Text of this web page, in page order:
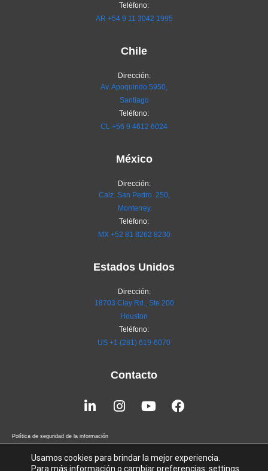
Teléfono:
AR +54 9 11 3042 1995
Chile
Dirección:
Av. Apoquindo 5950,
Santiago
Teléfono:
CL +56 9 4612 6024
México
Dirección:
Calz. San Pedro 250,
Monterrey
Teléfono:
MX +52 81 8262 8230
Estados Unidos
Dirección:
18703 Clay Rd., Ste 200
Houston
Teléfono:
US +1 (281) 619-6070
Contacto
Linkedin-
in
Instagram
YoutubeFacebook
Política de seguridad de la información
Terms of Service
Usamos cookies para brindar la mejor experiencia.
Para más información o cambiar preferencias: settings